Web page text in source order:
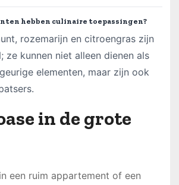
hebben culinaire toepassingen?
rozemarijn en citroengras zijn
ze kunnen niet alleen dienen als
elementen, maar zijn ook
in de grote
een ruim appartement of een